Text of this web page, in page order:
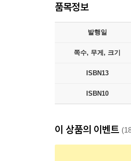
품목정보
발행일
쪽수, 무게, 크기
ISBN13
ISBN10
이 상품의 이벤트